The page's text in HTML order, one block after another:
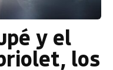
y el
los